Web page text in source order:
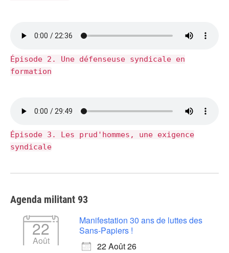
Épisode 2. Une défenseuse syndicale en
formation
Épisode 3. Les prud'hommes, une exigence
syndicale
Agenda militant 93
22
Août
Manifestation 30 ans de luttes des
Sans-Papiers !
22 Août 26